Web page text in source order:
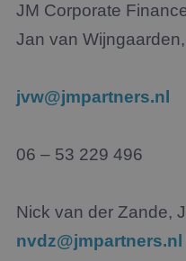
JM Corporate
Jan van
jvw@jmpartners.nl
06 – 53 229 496
Nick van der Zande,
nvdz@jmpartners.nl